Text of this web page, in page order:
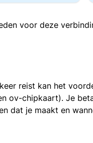
voor deze
reist kan het
ov-chipkaart). Je
dat je maakt en